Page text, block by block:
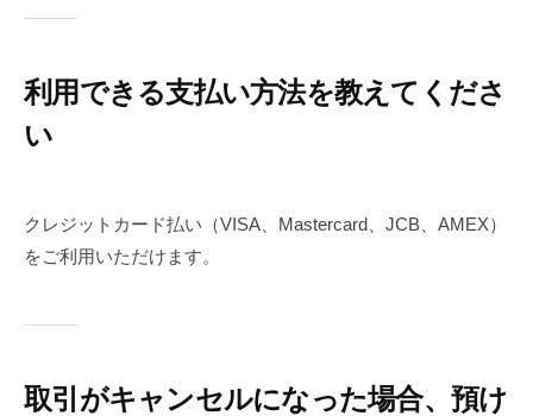
利用できる支払い方法を教えてくださ
い
クレジットカード払い（VISA、Mastercard、JCB、AMEX）
をご利用いただけます。
取引がキャンセルになった場合、預け